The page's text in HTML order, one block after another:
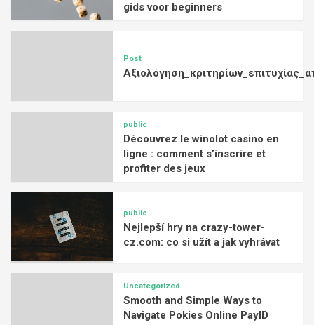
gids voor beginners
Post
public
Découvrez le winolot casino en
ligne : comment s’inscrire et
profiter des jeux
public
Nejlepší hry na crazy-tower-
cz.com: co si užít a jak vyhrávat
Uncategorized
Smooth and Simple Ways to
Navigate Pokies Online PayID